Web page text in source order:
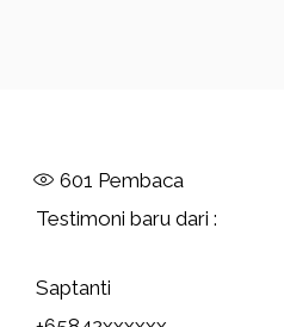
601 Pembaca
Testimoni baru dari :
Saptanti